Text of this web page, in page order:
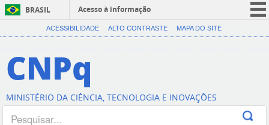
BRASIL
Acesso à informação
CORONAVÍRUS (COVID-19)
Canais
ACESSIBILIDADE ALTO CONTRASTE MAPA DO SITE
CNPq
MINISTÉRIO DA CIÊNCIA, TECNOLOGIA E INOVAÇÕES